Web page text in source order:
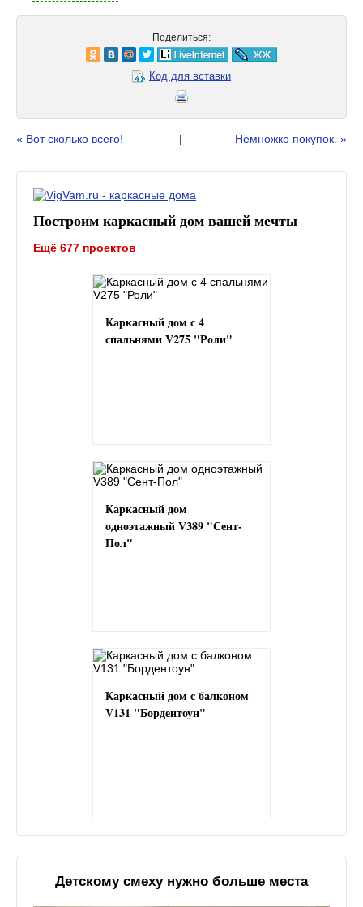
Поделиться:
Код для вставки
« Вот сколько всего! | Немножко покупок. »
Построим каркасный дом вашей мечты
Ещё 677 проектов
Каркасный дом с 4
спальнями V275 "Роли"
Каркасный дом
одноэтажный V389 "Сент-
Пол"
Каркасный дом с балконом
V131 "Бордентоун"
Детскому смеху нужно больше места